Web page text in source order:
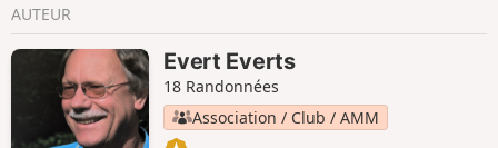
AUTEUR
Evert Everts
18 Randonnées
Association / Club / AMM